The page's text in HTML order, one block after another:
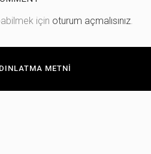
SÜNGER
SÜNGER
için oturum açmalısınız.
METNI